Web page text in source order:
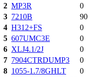
2 MP3R 0
3 7210B 90
4 H312+FS 0
5 607UMC3E 0
6 XLJ4.1/2J 0
7 7904CTRDUMP3 0
8 1055-1.7/8GHLT 0